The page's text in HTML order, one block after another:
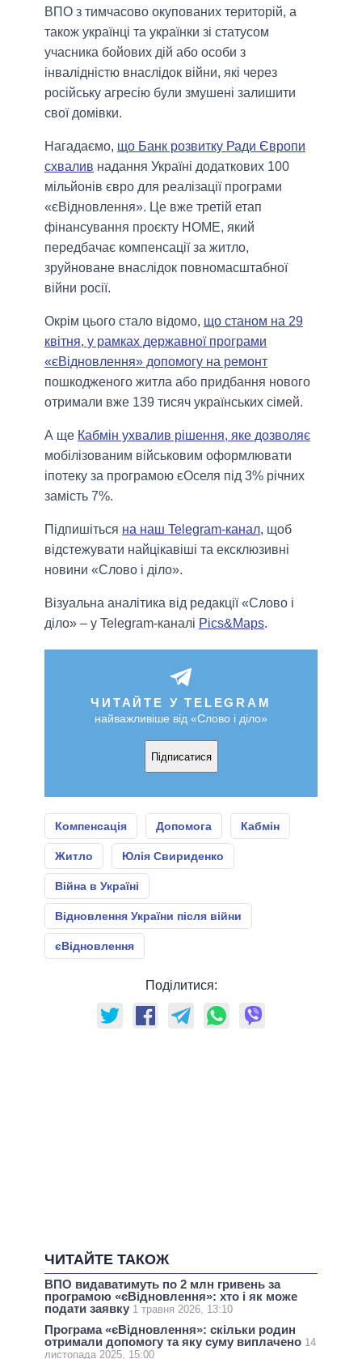
ВПО з тимчасово окупованих територій, а
також українці та українки зі статусом
учасника бойових дій або особи з
інвалідністю внаслідок війни, які через
російську агресію були змушені залишити
свої домівки.
Нагадаємо, що Банк розвитку Ради Європи
схвалив надання Україні додаткових 100
мільйонів євро для реалізації програми
«єВідновлення». Це вже третій етап
фінансування проєкту HOME, який
передбачає компенсації за житло,
зруйноване внаслідок повномасштабної
війни росії.
Окрім цього стало відомо, що станом на 29
квітня, у рамках державної програми
«єВідновлення» допомогу на ремонт
пошкодженого житла або придбання нового
отримали вже 139 тисяч українських сімей.
А ще Кабмін ухвалив рішення, яке дозволяє
мобілізованим військовим оформлювати
іпотеку за програмою єОселя під 3% річних
замість 7%.
Підпишіться на наш Telegram-канал, щоб
відстежувати найцікавіші та ексклюзивні
новини «Слово і діло».
Візуальна аналітика від редакції «Слово і
діло» – у Telegram-каналі Pics&Maps.
ЧИТАЙТЕ У TELEGRAM
найважливіше від «Слово і діло»
Підписатися
Компенсація Допомога Кабмін
Житло Юлія Свириденко
Війна в Україні
Відновлення України після війни
єВідновлення
Поділитися:
ЧИТАЙТЕ ТАКОЖ
ВПО видаватимуть по 2 млн гривень за
програмою «єВідновлення»: хто і як може
подати заявку 1 травня 2026, 13:10
Програма «єВідновлення»: скільки родин
отримали допомогу та яку суму виплачено 14
листопада 2025, 15:00